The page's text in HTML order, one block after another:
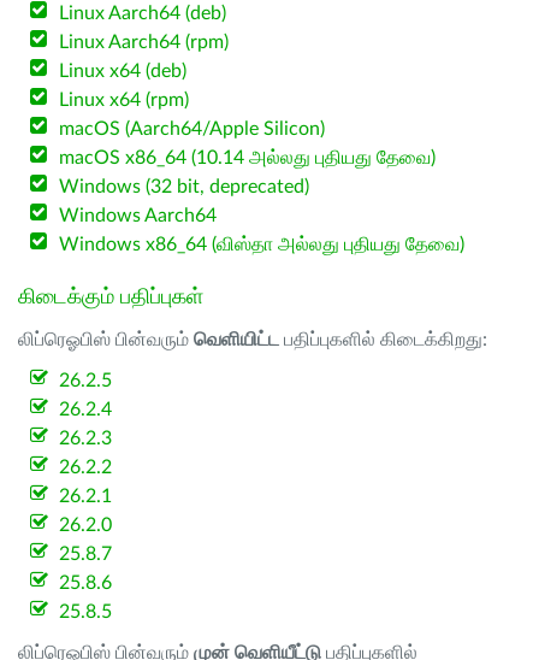
Linux Aarch64 (deb)
Linux Aarch64 (rpm)
Linux x64 (deb)
Linux x64 (rpm)
macOS (Aarch64/Apple Silicon)
macOS x86_64 (10.14 அல்லது புதியது தேவை)
Windows (32 bit, deprecated)
Windows Aarch64
Windows x86_64 (விஸ்தா அல்லது புதியது தேவை)
கிடைக்கும் பதிப்புகள்
லிப்ரெஓபிஸ் பின்வரும் வெளியிட்ட பதிப்புகளில் கிடைக்கிறது:
26.2.5
26.2.4
26.2.3
26.2.2
26.2.1
26.2.0
25.8.7
25.8.6
25.8.5
லிப்ரெஓபிஸ் பின்வரும் முன் வெளியீட்டு பதிப்புகளில்